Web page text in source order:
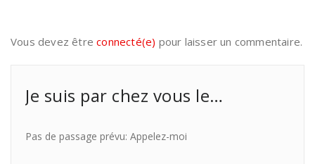
Vous devez êtreconnecté(e) pour laisser un commentaire.
Je suis par chez vous le…
Pas de passage prévu: Appelez-moi